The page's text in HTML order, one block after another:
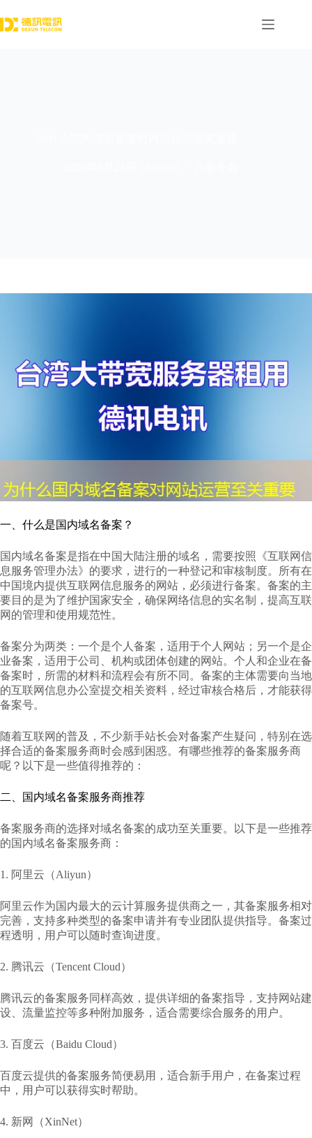
过
内
一、什么是国内域名备案？
国内域名备案是指在中国大陆注册的域名，需要按照《互联网信
息服务管理办法》的要求，进行的一种登记和审核制度。所有在
中国境内提供互联网信息服务的网站，必须进行备案。备案的主
要目的是为了维护国家安全，确保网络信息的实名制，提高互联
网的管理和使用规范性。
备案分为两类：一个是个人备案，适用于个人网站；另一个是企
业备案，适用于公司、机构或团体创建的网站。个人和企业在备
备案时，所需的材料和流程会有所不同。备案的主体需要向当地
的互联网信息办公室提交相关资料，经过审核合格后，才能获得
备案号。
随着互联网的普及，不少新手站长会对备案产生疑问，特别在选
择合适的备案服务商时会感到困惑。有哪些推荐的备案服务商
呢？以下是一些值得推荐的：
二、国内域名备案服务商推荐
备案服务商的选择对域名备案的成功至关重要。以下是一些推荐
的国内域名备案服务商：
1. 阿里云（Aliyun）
阿里云作为国内最大的云计算服务提供商之一，其备案服务相对
完善，支持多种类型的备案申请并有专业团队提供指导。备案过
程透明，用户可以随时查询进度。
2. 腾讯云（Tencent Cloud）
腾讯云的备案服务同样高效，提供详细的备案指导，支持网站建
设、流量监控等多种附加服务，适合需要综合服务的用户。
3. 百度云（Baidu Cloud）
百度云提供的备案服务简便易用，适合新手用户，在备案过程
中，用户可以获得实时帮助。
4. 新网（XinNet）